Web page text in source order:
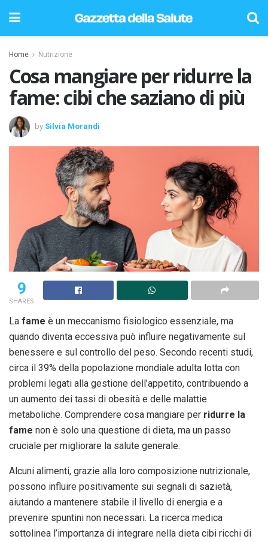
Home Nutrizione
Cosa mangiare per ridurre la
fame: cibi che saziano di più
by Silvia Morandi
9
SHARES
La fame è un meccanismo fisiologico essenziale, ma
quando diventa eccessiva può influire negativamente sul
benessere e sul controllo del peso. Secondo recenti studi,
circa il 39% della popolazione mondiale adulta lotta con
problemi legati alla gestione dell’appetito, contribuendo a
un aumento dei tassi di obesità e delle malattie
metaboliche. Comprendere cosa mangiare per ridurre la
fame non è solo una questione di dieta, ma un passo
cruciale per migliorare la salute generale.
Alcuni alimenti, grazie alla loro composizione nutrizionale,
possono influire positivamente sui segnali di sazietà,
aiutando a mantenere stabile il livello di energia e a
prevenire spuntini non necessari. La ricerca medica
sottolinea l’importanza di integrare nella dieta cibi ricchi di